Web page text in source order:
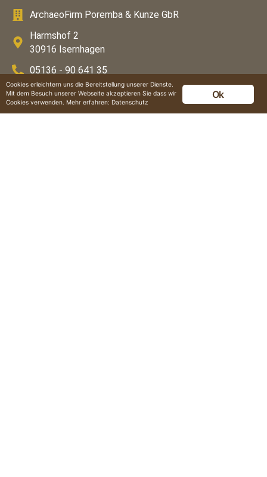
ArchaeoFirm Poremba & Kunze GbR
Harmshof 2
30916 Isernhagen
05136 - 90 641 35
0177 - 50 067 99
info@archaeofirm.de
Ok
Cookies erleichtern uns die Bereitstellung unserer Dienste.
Mit dem Besuch unserer Webseite akzeptieren Sie dass wir
Cookies verwenden. Mehr erfahren: Datenschutz